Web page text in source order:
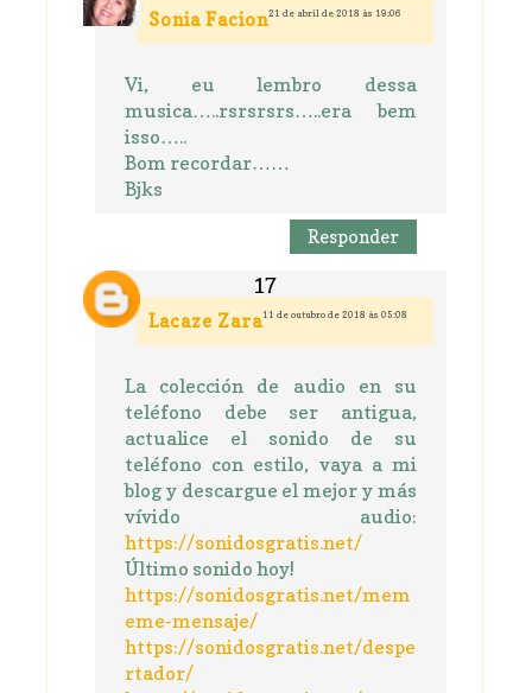
Sonia Facion21 de abril de 2018 às 19:06
Vi, eu lembro dessa
musica…..rsrsrsrs…..era bem
isso…..
Bom recordar……
Bjks
Responder
Lacaze Zara11 de outubro de 2018 às 05:08
La colección de audio en su
teléfono debe ser antigua,
actualice el sonido de su
teléfono con estilo, vaya a mi
blog y descargue el mejor y más
vívido audio:
https://sonidosgratis.net/
Último sonido hoy!
https://sonidosgratis.net/mem
eme-mensaje/
https://sonidosgratis.net/despe
rtador/